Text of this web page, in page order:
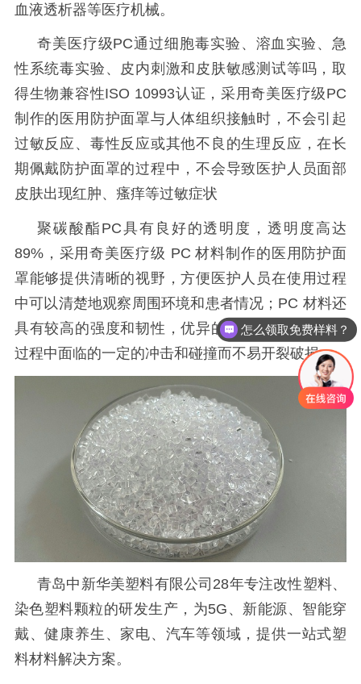
血液透析器等医疗机械。
奇美医疗级PC通过细胞毒实验、溶血实验、急
性系统毒实验、皮内刺激和皮肤敏感测试等吗，取
得生物兼容性ISO 10993认证，采用奇美医疗级PC
制作的医用防护面罩与人体组织接触时，不会引起
过敏反应、毒性反应或其他不良的生理反应，在长
期佩戴防护面罩的过程中，不会导致医护人员面部
皮肤出现红肿、瘙痒等过敏症状
聚碳酸酯 PC具有良好的透明度，透明度高达
89%，采用奇美医疗级 PC 材料制作的医用防护面
罩能够提供清晰的视野 ，方便医护人员在使用过程
中可以清楚地观察周围环境和患者情况； PC 材料还
具有较高的强度和韧性，优异的抗冲击新更，使用
过程中面临的一定的冲击和碰撞而不易开裂破损。
青岛中新华美塑料有限公司 28年专注改性塑料、
染色塑料颗粒的研发生产，为5G、新能源、智能穿
戴、健康养生、家电、汽车等领域，提供一站式塑
料材料解决方案。
怎么领取免费样料？